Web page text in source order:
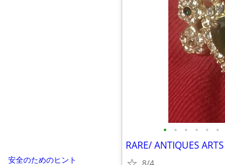
安全のためのヒント
• • • • • •